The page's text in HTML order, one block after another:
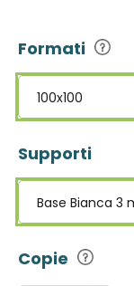
Formati
100x100
Supporti
Base Bianca 3
Copie